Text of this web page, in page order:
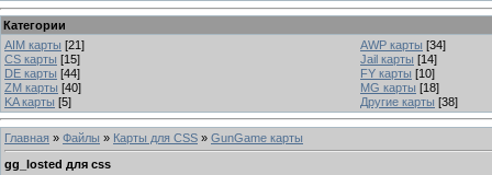
Категории
AIM карты [21] AWP карты [34]
CS карты [15] Jail карты [14]
DE карты [44] FY карты [10]
ZM карты [40] MG карты [18]
KA карты [5] Другие карты [38]
Главная » Файлы » Карты для CSS » GunGame карты
gg_losted для css